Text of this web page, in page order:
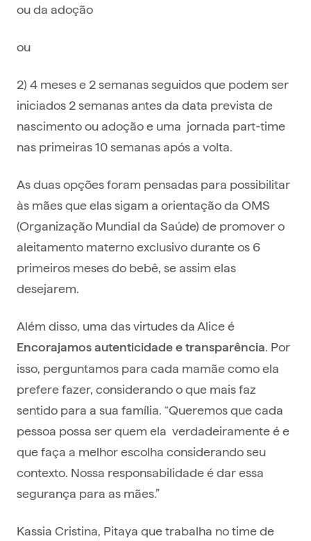
ou da adoção
ou
2) 4 meses e 2 semanas seguidos que podem ser
iniciados 2 semanas antes da data prevista de
nascimento ou adoção e uma jornada part-time
nas primeiras 10 semanas após a volta.
As duas opções foram pensadas para possibilitar
às mães que elas sigam a orientação da OMS
(Organização Mundial da Saúde) de promover o
aleitamento materno exclusivo durante os 6
primeiros meses do bebê, se assim elas
desejarem.
Além disso, uma das virtudes da Alice é
Encorajamos autenticidade e transparência. Por
isso, perguntamos para cada mamãe como ela
prefere fazer, considerando o que mais faz
sentido para a sua família. “Queremos que cada
pessoa possa ser quem ela verdadeiramente é e
que faça a melhor escolha considerando seu
contexto. Nossa responsabilidade é dar essa
segurança para as mães.”
Kassia Cristina, Pitaya que trabalha no time de